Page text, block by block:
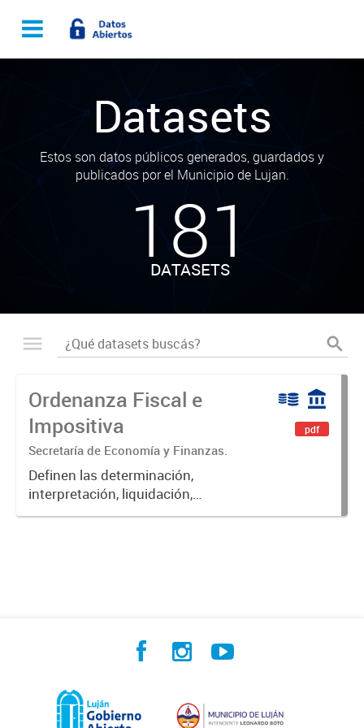
Datasets
Estos son datos públicos generados, guardados y
publicados por el Municipio de Lujan.
181
DATASETS
Ordenanza Fiscal e
Impositiva
Secretaría de Economía y Finanzas.
Definen las determinación,
interpretación, liquidación,
fiscalización, pago, exenciones,
pdf